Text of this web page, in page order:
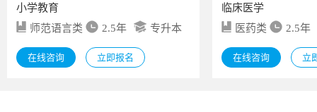
小学教育
师范语言类
2.5年 专升本
在线咨询 立即报名
临床医学
医药类
2.5年
在线咨询 立